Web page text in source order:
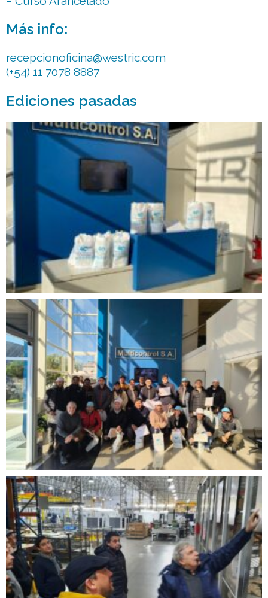
Más info:
recepcionoficina@westric.com
(+54) 11 7078 8887
Ediciones pasadas